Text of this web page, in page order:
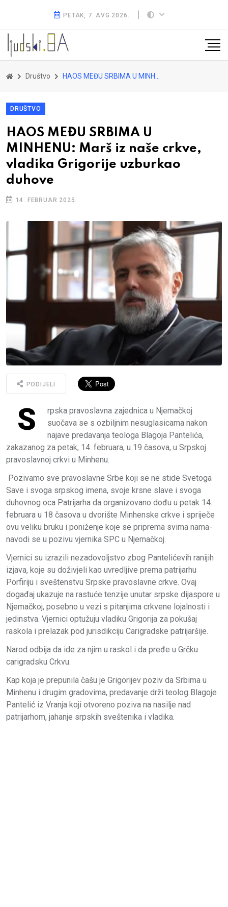
PETAK, 7. AVG 2026.
Društvo HAOS MEĐU SRBIMA U MINHENU: Marš iz naše crkve, vladika Grigorije uzburkao duhove
DRUŠTVO
HAOS MEĐU SRBIMA U
MINHENU: Marš iz naše crkve,
vladika Grigorije uzburkao
duhove
14. FEBRUAR 2025.
PODIJELI
S
rpska pravoslavna zajednica u Njemačkoj
suočava se s ozbiljnim nesuglasicama nakon
najave predavanja teologa Blagoja Pantelića,
zakazanog za petak, 14. februara, u 19 časova, u Srpskoj
pravoslavnoj crkvi u Minhenu.
Pozivamo sve pravoslavne Srbe koji se ne stide Svetoga
Save i svoga srpskog imena, svoje krsne slave i svoga
duhovnog oca Patrijarha da organizovano dođu u petak 14.
februara u 18 časova u dvorište Minhenske crkve i spriječe
ovu veliku bruku i poniženje koje se priprema svima nama-
navodi se u pozivu vjernika SPC u Njemačkoj.
Vjernici su izrazili nezadovoljstvo zbog Pantelićevih ranijih
izjava, koje su doživjeli kao uvredljive prema patrijarhu
Porfiriju i sveštenstvu Srpske pravoslavne crkve. Ovaj
događaj ukazuje na rastuće tenzije unutar srpske dijaspore u
Njemačkoj, posebno u vezi s pitanjima crkvene lojalnosti i
jedinstva. Vjernici optužuju vladiku Grigorija za pokušaj
raskola i prelazak pod jurisdikciju Carigradske patrijaršije.
Narod odbija da ide za njim u raskol i da pređe u Grčku
carigradsku Crkvu.
Kap koja je prepunila čašu je Grigorijev poziv da Srbima u
Minhenu i drugim gradovima, predavanje drži teolog Blagoje
Pantelić iz Vranja koji otvoreno poziva na nasilje nad
patrijarhom, jahanje srpskih sveštenika i vladika.